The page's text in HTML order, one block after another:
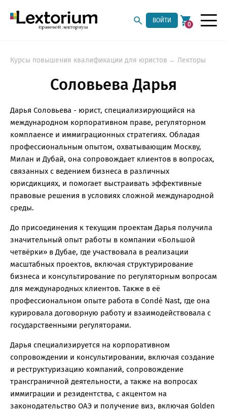
ВОЙТИ
0
Курсы повышения квалификации для юристов Лекторы
Соловьева Дарья
Дарья Соловьева - юрист, специализирующийся на
международном корпоративном праве, регуляторном
комплаенсе и иммиграционных стратегиях. Обладая
профессиональным опытом, охватывающим Москву,
Милан и Дубай, она сопровождает клиентов в вопросах,
связанных с ведением бизнеса в различных
юрисдикциях, и помогает выстраивать эффективные
правовые решения в условиях сложной международной
среды.
До присоединения к текущим проектам Дарья получила
значительный опыт работы в компании «Большой
четвёрки» в Дубае, где участвовала в реализации
масштабных проектов, включая структурирование
бизнеса и консультирование по регуляторным вопросам
для международных клиентов. Также в её
профессиональном опыте работа в Condé Nast, где она
курировала договорную работу и взаимодействовала с
государственными регуляторами.
Дарья специализируется на корпоративном
сопровождении и консультировании, включая создание
и реструктуризацию компаний, сопровождение
трансграничной деятельности, а также на вопросах
иммиграции и резидентства, с акцентом на
законодательство ОАЭ и получение виз, включая Golden